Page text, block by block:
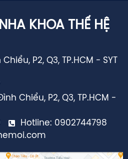
KHOA THẾ HỆ
P2, Q3, TP.HCM - SYT
Chiểu, P2, Q3, TP.HCM -
Hotline: 0902744798